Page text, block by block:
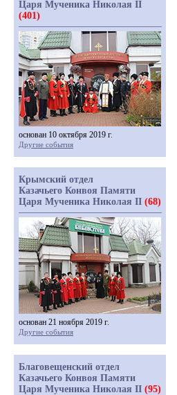
Царя Мученика Николая II
(401)
основан 10 октября 2019 г.
Другие события
Крымский отдел
Казачьего Конвоя Памяти
Царя Мученика Николая II (68)
основан 21 ноября 2019 г.
Другие события
Благовещенский отдел
Казачьего Конвоя Памяти
Царя Мученика Николая II (95)